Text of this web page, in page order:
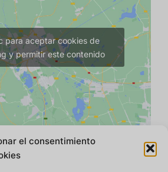
el consentimiento
para aceptar cookies de
y permitir este contenido